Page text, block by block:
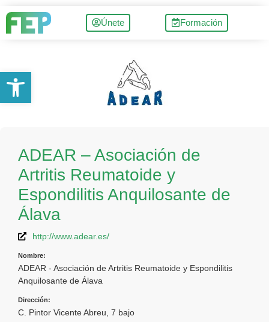
Únete Formación
ADEAR – Asociación de
Artritis Reumatoide y
Espondilitis Anquilosante de
Álava
http://www.adear.es/
Nombre:
ADEAR - Asociación de Artritis Reumatoide y Espondilitis
Anquilosante de Álava
Dirección:
C. Pintor Vicente Abreu, 7 bajo
Abrir barra de herramientas